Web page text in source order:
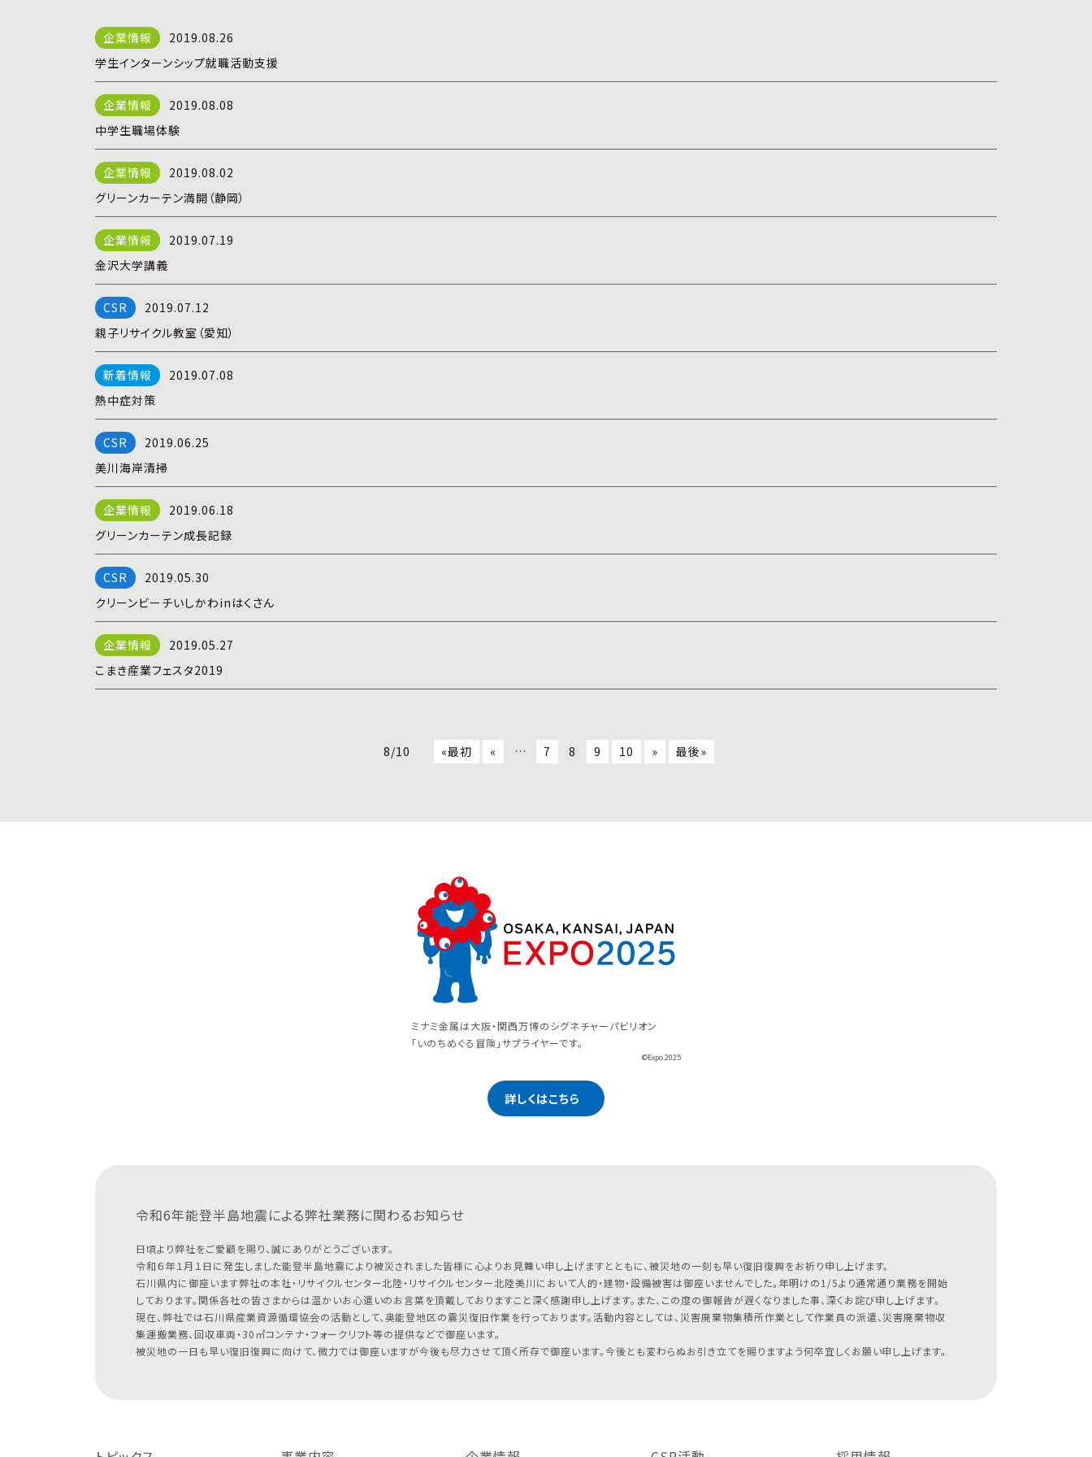
2019.08.26
学生インターンシップ就職活動支援
2019.08.08
中学生職場体験
2019.08.02
グリーンカーテン満開（静岡）
2019.07.19
金沢大学講義
2019.07.12
親子リサイクル教室（愛知）
2019.07.08
熱中症対策
2019.06.25
美川海岸清掃
2019.06.18
グリーンカーテン成長記録
2019.05.30
クリーンビーチいしかわinはくさん
2019.05.27
こまき産業フェスタ2019
8/10 «最初 « … 7 8 9 10 » 最後»
ミナミ金属は大阪・関西万博のシグネチャーパビリオン
「いのちめぐる冒険」サプライヤーです。
©Expo 2025
詳しくはこちら
令和6年能登半島地震による弊社業務に関わるお知らせ
日頃より弊社をご愛顧を賜り、誠にありがとうございます。
令和６年１月１日に発生しました能登半島地震により被災されました皆様に心よりお見舞い申し上げますとともに、被災地の一刻も早い復旧復興をお祈り申し上げます。
石川県内に御座います弊社の本社・リサイクルセンター北陸・リサイクルセンター北陸美川において人的・建物・設備被害は御座いませんでした。年明けの1/5より通常通り業務を開始
しております。関係各社の皆さまからは温かいお心遣いのお言葉を頂戴しておりますこと深く感謝申し上げます。また、この度の御報告が遅くなりました事、深くお詫び申し上げます。
現在、弊社では石川県産業資源循環協会の活動として、奥能登地区の震災復旧作業を行っております。活動内容としては、災害廃棄物集積所作業として作業員の派遣、災害廃棄物収
集運搬業務、回収車両・30㎥コンテナ・フォークリフト等の提供などで御座います。
被災地の一日も早い復旧復興に向けて、微力では御座いますが今後も尽力させて頂く所存で御座います。今後とも変わらぬお引き立てを賜りますよう何卒宜しくお願い申し上げます。